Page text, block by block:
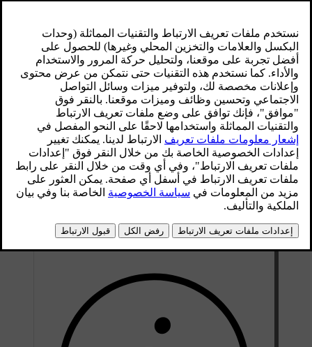
محدّث ٢٨‏/١٠‏/٢٠٢٤
إنّ الوحدة التي تعرض المعلومات من خلال غطاء زجاجي هي
موجودة في لوحة العدّادات.
أمثلة على المعلومات التي يمكن أن تتضمّنها شاشة عرض
المعلومات على الزجاج الأمامي:
السرعة
التحذيرات
اتجاهات الملاحة
المكالمات الهاتفية
يمكنك ضبط سطوع ووضعيّة ودرجة إمالة شاشة عرض المعلومات
على الزجاج الأمامي بالإضافة إلى تشغيلها وإيقاف تشغيلها وذلك من
خلال الإعدادات.